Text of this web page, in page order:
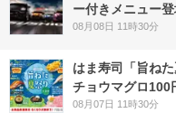
ー付きメニュー
08月08日 11時30分
はま寿司「旨ね
チョウマグロ100
08月07日 11時30分